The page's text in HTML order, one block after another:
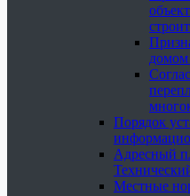
Порядок
Адресный
Местные